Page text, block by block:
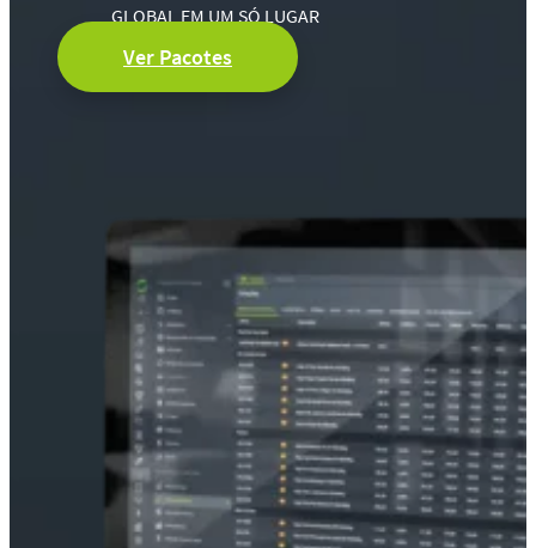
GLOBAL EM UM SÓ LUGAR
Ver Pacotes